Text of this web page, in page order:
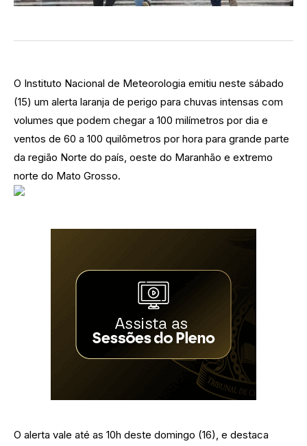
O Instituto Nacional de Meteorologia emitiu neste sábado
(15) um alerta laranja de perigo para chuvas intensas com
volumes que podem chegar a 100 milímetros por dia e
ventos de 60 a 100 quilômetros por hora para grande parte
da região Norte do país, oeste do Maranhão e extremo
norte do Mato Grosso.
O alerta vale até as 10h deste domingo (16), e destaca